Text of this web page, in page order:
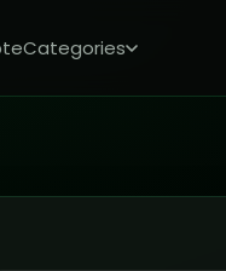
Categories